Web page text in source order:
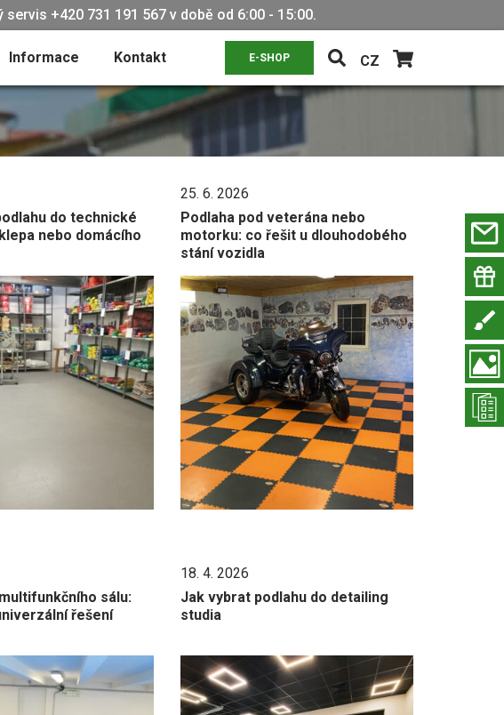
+420 731 191 567 v době od 6:00 - 15:00.
Informace Kontakt E-SHOP CZ
do technické
nebo domácího
25. 6. 2026
Podlaha pod veterána nebo
motorku: co řešit u dlouhodobého
stání vozidla
sálu:
řešení
18. 4. 2026
Jak vybrat podlahu do detailing
studia